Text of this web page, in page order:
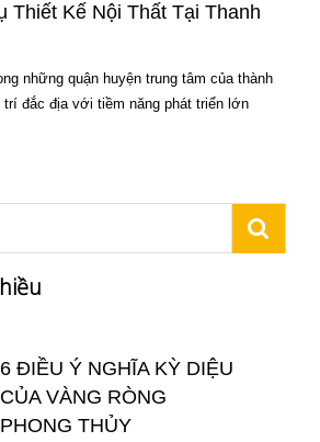
Thiết Kế Nội Thất Tại Thanh
những quận huyện trung tâm của thành
đắc địa với tiềm năng phát triển lớn
6 ĐIỀU Ý NGHĨA KỲ DIỆU
CỦA VÀNG RÒNG
PHONG THỦY